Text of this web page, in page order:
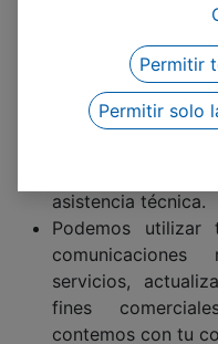
Uso de la
Utilizamos la
ofrecerte
responder a
asistencia técnica.
Podemos utilizar
servicios,
fines
contemos con tu
Permitir
Permitir solo